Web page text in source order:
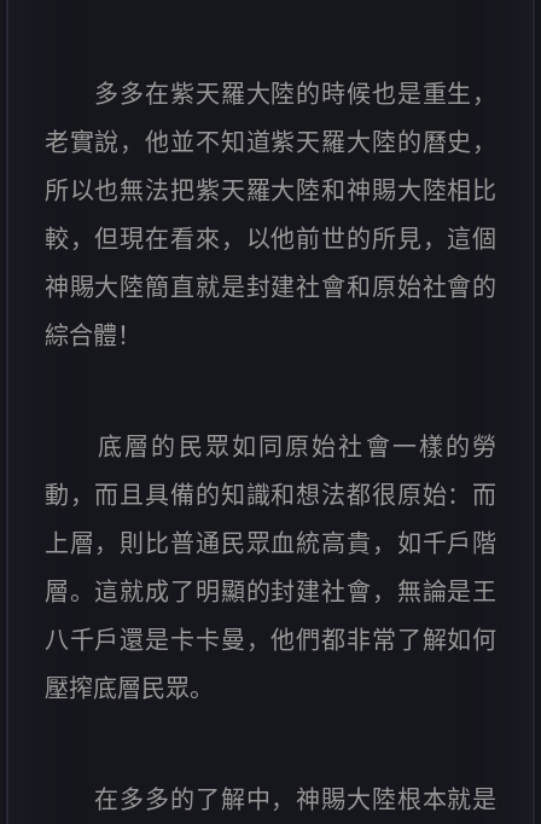
多多在紫天羅大陸的時候也是重生，
老實說，他並不知道紫天羅大陸的曆史，
所以也無法把紫天羅大陸和神賜大陸相比
較，但現在看來，以他前世的所見，這個
神賜大陸簡直就是封建社會和原始社會的
綜合體！
底層的民眾如同原始社會一樣的勞
動，而且具備的知識和想法都很原始：而
上層，則比普通民眾血統高貴，如千戶階
層。這就成了明顯的封建社會，無論是王
八千戶還是卡卡曼，他們都非常了解如何
壓搾底層民眾。
在多多的了解中，神賜大陸根本就是